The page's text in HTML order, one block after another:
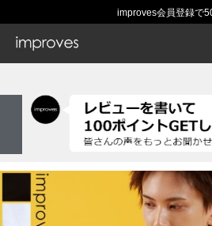
improves会員登録で